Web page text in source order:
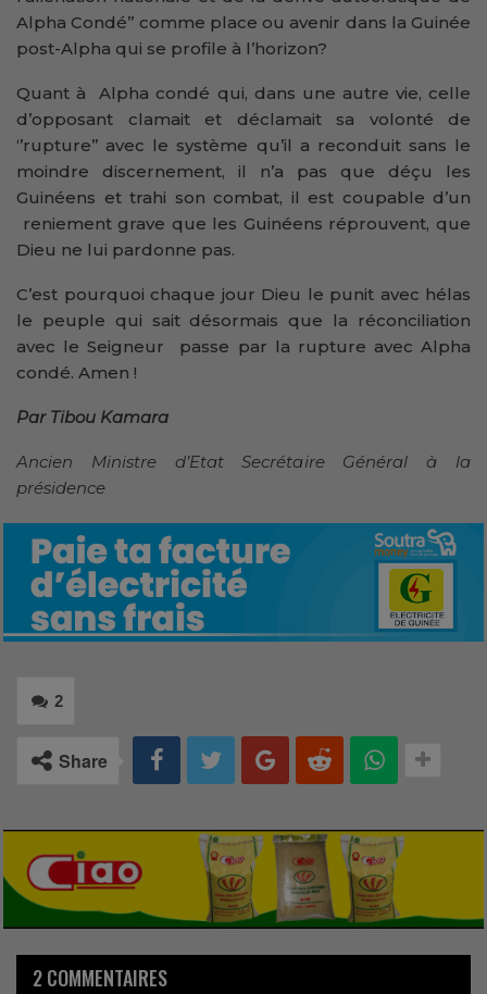
Alpha Condé’’ comme place ou avenir dans la Guinée
post-Alpha qui se profile à l’horizon?
Quant à Alpha condé qui, dans une autre vie, celle
d’opposant clamait et déclamait sa volonté de
‘’rupture’’ avec le système qu’il a reconduit sans le
moindre discernement, il n’a pas que déçu les
Guinéens et trahi son combat, il est coupable d’un
reniement grave que les Guinéens réprouvent, que
Dieu ne lui pardonne pas.
C’est pourquoi chaque jour Dieu le punit avec hélas
le peuple qui sait désormais que la réconciliation
avec le Seigneur passe par la rupture avec Alpha
condé. Amen !
Par Tibou Kamara
Ancien Ministre d’Etat Secrétaire Général à la
présidence
2
Share
2 COMMENTAIRES